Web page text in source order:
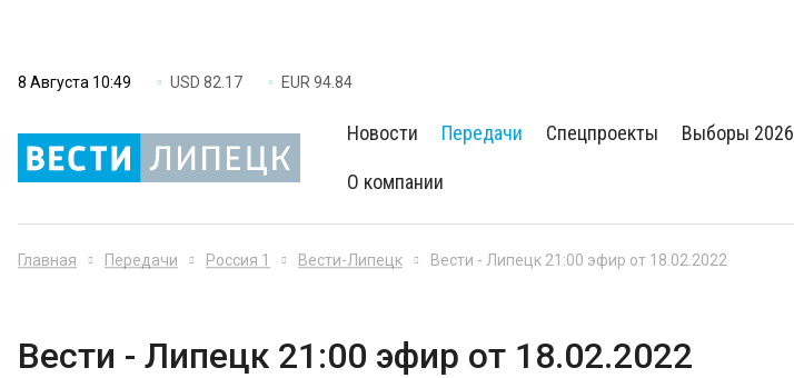
8 Августа 10:49 USD 82.17 EUR 94.84
Новости Передачи Спецпроекты Выборы 2026
О компании
Главная Передачи Россия 1 Вести-Липецк Вести - Липецк 21:00 эфир от 18.02.2022
Вести - Липецк 21:00 эфир от 18.02.2022